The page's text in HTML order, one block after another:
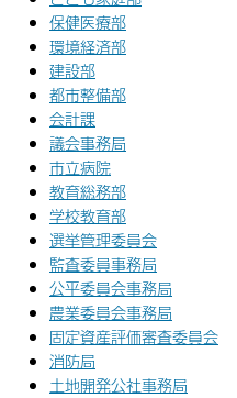
保健医療部
環境経済部
建設部
都市整備部
会計課
議会事務局
市立病院
教育総務部
学校教育部
選挙管理委員会
監査委員事務局
公平委員会事務局
農業委員会事務局
固定資産評価審査委員会
消防局
土地開発公社事務局